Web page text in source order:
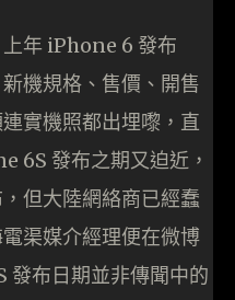
年 iPhone 6 發布
機規格、售價、開售
實機照都出埋嚟，直
6S 發布之期又迫近，
但大陸網絡商已經蠢
渠媒介經理便在微博
發布日期並非傳聞中的